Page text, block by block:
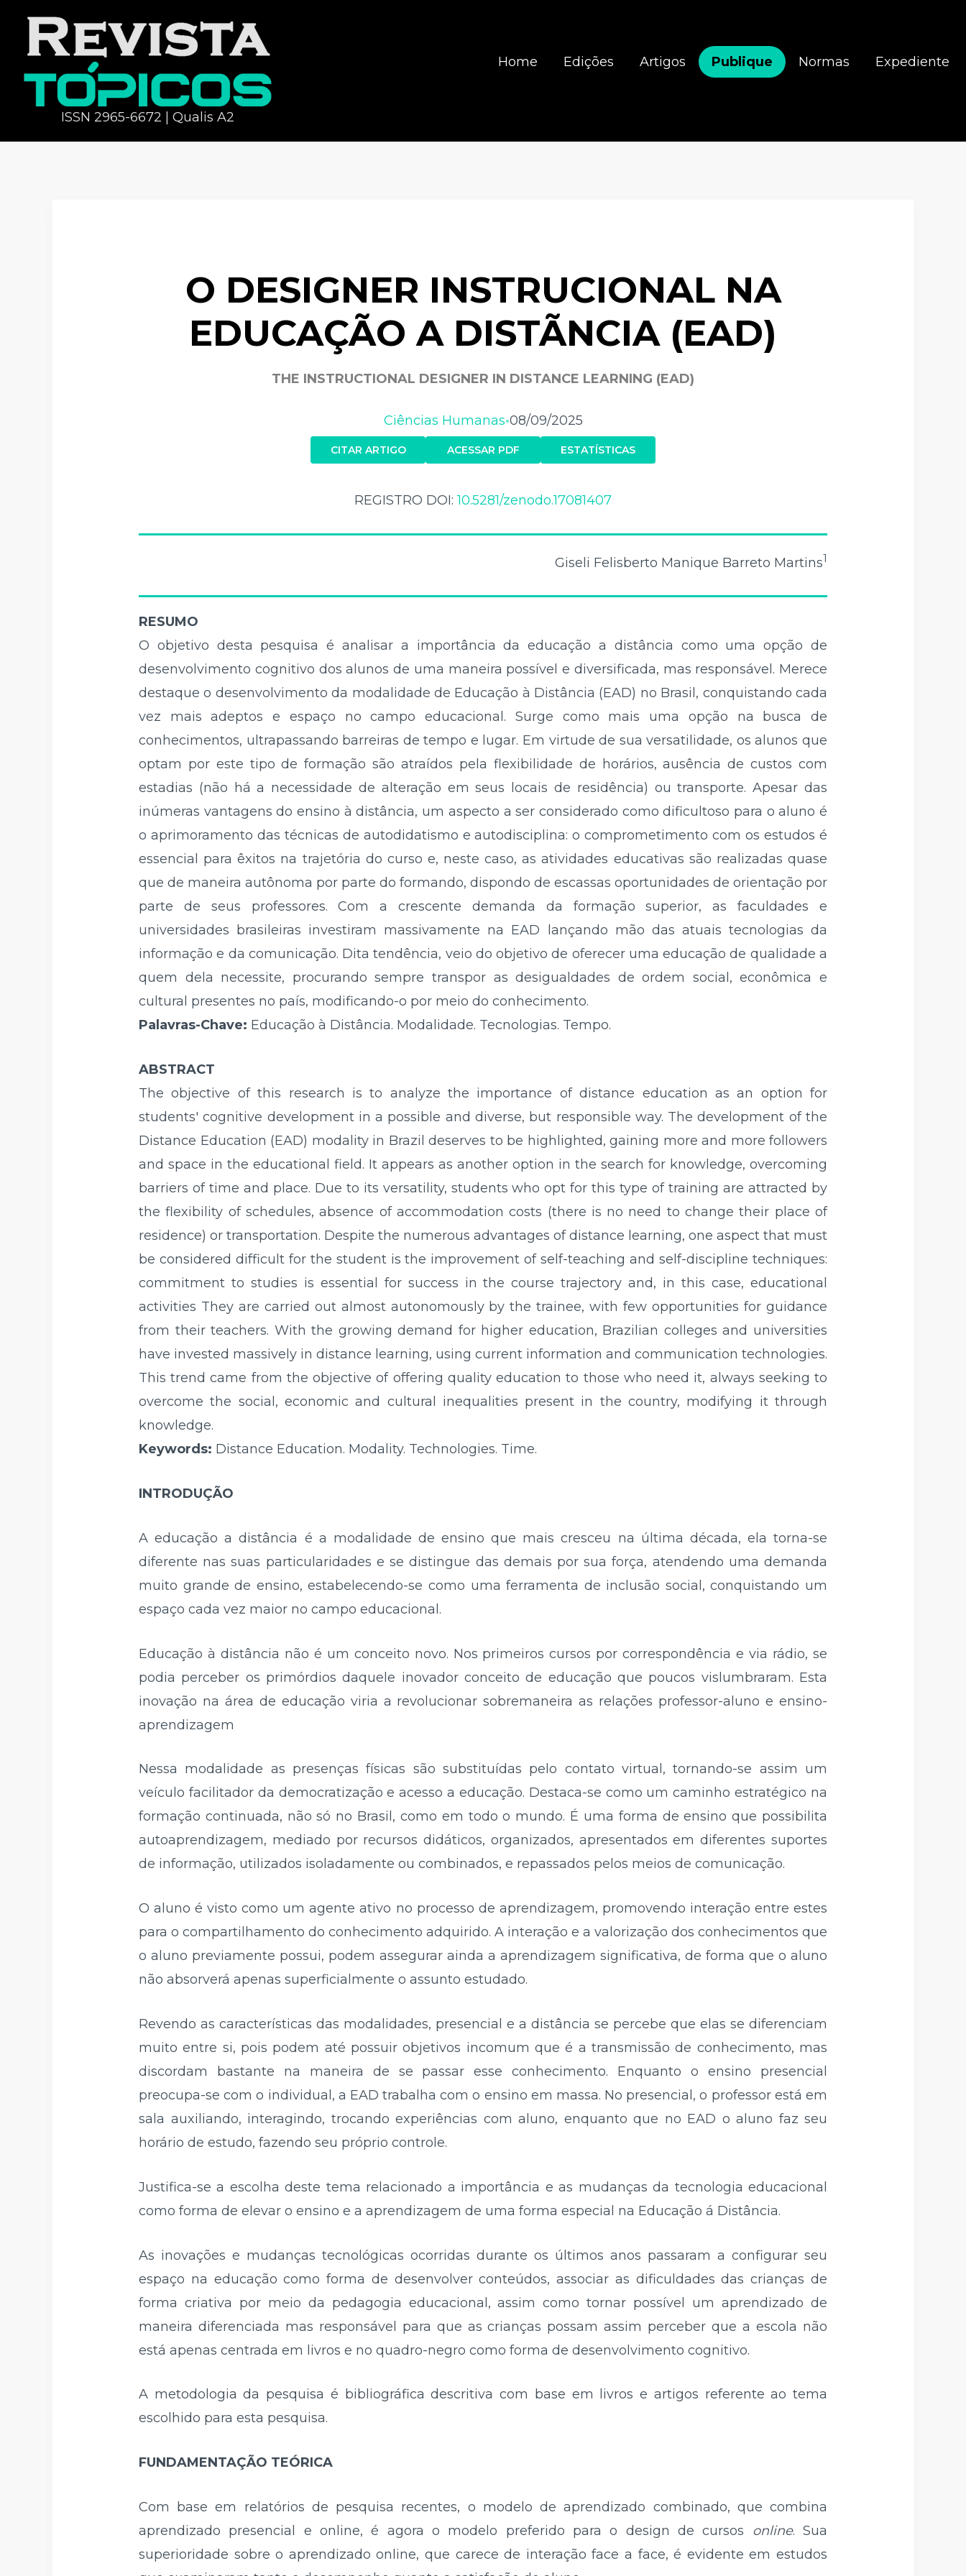
ISSN 2965-6672 | Qualis A2
Home Edições Artigos Publique Normas Expediente
O DESIGNER INSTRUCIONAL NA
EDUCAÇÃO A DISTÃNCIA (EAD)
THE INSTRUCTIONAL DESIGNER IN DISTANCE LEARNING (EAD)
Ciências Humanas•08/09/2025
CITAR ARTIGO ACESSAR PDF ESTATÍSTICAS
REGISTRO DOI:10.5281/zenodo.17081407
Giseli Felisberto Manique Barreto Martins1
RESUMO
O objetivo desta pesquisa é analisar a importância da educação a distância como uma opção de
desenvolvimento cognitivo dos alunos de uma maneira possível e diversificada, mas responsável. Merece
destaque o desenvolvimento da modalidade de Educação à Distância (EAD) no Brasil, conquistando cada
vez mais adeptos e espaço no campo educacional. Surge como mais uma opção na busca de
conhecimentos, ultrapassando barreiras de tempo e lugar. Em virtude de sua versatilidade, os alunos que
optam por este tipo de formação são atraídos pela flexibilidade de horários, ausência de custos com
estadias (não há a necessidade de alteração em seus locais de residência) ou transporte. Apesar das
inúmeras vantagens do ensino à distância, um aspecto a ser considerado como dificultoso para o aluno é
o aprimoramento das técnicas de autodidatismo e autodisciplina: o comprometimento com os estudos é
essencial para êxitos na trajetória do curso e, neste caso, as atividades educativas são realizadas quase
que de maneira autônoma por parte do formando, dispondo de escassas oportunidades de orientação por
parte de seus professores. Com a crescente demanda da formação superior, as faculdades e
universidades brasileiras investiram massivamente na EAD lançando mão das atuais tecnologias da
informação e da comunicação. Dita tendência, veio do objetivo de oferecer uma educação de qualidade a
quem dela necessite, procurando sempre transpor as desigualdades de ordem social, econômica e
cultural presentes no país, modificando-o por meio do conhecimento.
Palavras-Chave: Educação à Distância. Modalidade. Tecnologias. Tempo.
ABSTRACT
The objective of this research is to analyze the importance of distance education as an option for
students' cognitive development in a possible and diverse, but responsible way. The development of the
Distance Education (EAD) modality in Brazil deserves to be highlighted, gaining more and more followers
and space in the educational field. It appears as another option in the search for knowledge, overcoming
barriers of time and place. Due to its versatility, students who opt for this type of training are attracted by
the flexibility of schedules, absence of accommodation costs (there is no need to change their place of
residence) or transportation. Despite the numerous advantages of distance learning, one aspect that must
be considered difficult for the student is the improvement of self-teaching and self-discipline techniques:
commitment to studies is essential for success in the course trajectory and, in this case, educational
activities They are carried out almost autonomously by the trainee, with few opportunities for guidance
from their teachers. With the growing demand for higher education, Brazilian colleges and universities
have invested massively in distance learning, using current information and communication technologies.
This trend came from the objective of offering quality education to those who need it, always seeking to
overcome the social, economic and cultural inequalities present in the country, modifying it through
knowledge.
Keywords: Distance Education. Modality. Technologies. Time.
INTRODUÇÃO
A educação a distância é a modalidade de ensino que mais cresceu na última década, ela torna-se
diferente nas suas particularidades e se distingue das demais por sua força, atendendo uma demanda
muito grande de ensino, estabelecendo-se como uma ferramenta de inclusão social, conquistando um
espaço cada vez maior no campo educacional.
Educação à distância não é um conceito novo. Nos primeiros cursos por correspondência e via rádio, se
podia perceber os primórdios daquele inovador conceito de educação que poucos vislumbraram. Esta
inovação na área de educação viria a revolucionar sobremaneira as relações professor-aluno e ensino-
aprendizagem
Nessa modalidade as presenças físicas são substituídas pelo contato virtual, tornando-se assim um
veículo facilitador da democratização e acesso a educação. Destaca-se como um caminho estratégico na
formação continuada, não só no Brasil, como em todo o mundo. É uma forma de ensino que possibilita
autoaprendizagem, mediado por recursos didáticos, organizados, apresentados em diferentes suportes
de informação, utilizados isoladamente ou combinados, e repassados pelos meios de comunicação.
O aluno é visto como um agente ativo no processo de aprendizagem, promovendo interação entre estes
para o compartilhamento do conhecimento adquirido. A interação e a valorização dos conhecimentos que
o aluno previamente possui, podem assegurar ainda a aprendizagem significativa, de forma que o aluno
não absorverá apenas superficialmente o assunto estudado.
Revendo as características das modalidades, presencial e a distância se percebe que elas se diferenciam
muito entre si, pois podem até possuir objetivos incomum que é a transmissão de conhecimento, mas
discordam bastante na maneira de se passar esse conhecimento. Enquanto o ensino presencial
preocupa-se com o individual, a EAD trabalha com o ensino em massa. No presencial, o professor está em
sala auxiliando, interagindo, trocando experiências com aluno, enquanto que no EAD o aluno faz seu
horário de estudo, fazendo seu próprio controle.
Justifica-se a escolha deste tema relacionado a importância e as mudanças da tecnologia educacional
como forma de elevar o ensino e a aprendizagem de uma forma especial na Educação á Distância.
As inovações e mudanças tecnológicas ocorridas durante os últimos anos passaram a configurar seu
espaço na educação como forma de desenvolver conteúdos, associar as dificuldades das crianças de
forma criativa por meio da pedagogia educacional, assim como tornar possível um aprendizado de
maneira diferenciada mas responsável para que as crianças possam assim perceber que a escola não
está apenas centrada em livros e no quadro-negro como forma de desenvolvimento cognitivo.
A metodologia da pesquisa é bibliográfica descritiva com base em livros e artigos referente ao tema
escolhido para esta pesquisa.
FUNDAMENTAÇÃO TEÓRICA
Com base em relatórios de pesquisa recentes, o modelo de aprendizado combinado, que combina
aprendizado presencial e online, é agora o modelo preferido para o design de cursos
online. Sua
superioridade sobre o aprendizado online, que carece de interação face a face, é evidente em estudos